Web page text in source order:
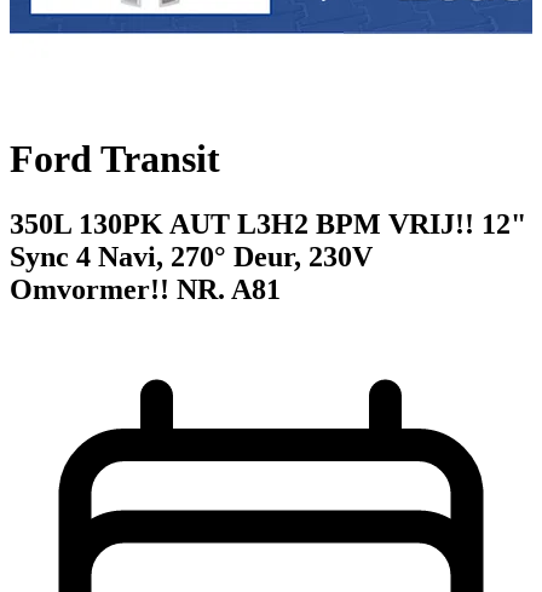
Ford Transit
350L 130PK AUT L3H2 BPM VRIJ!! 12"
Sync 4 Navi, 270° Deur, 230V
Omvormer!! NR. A81